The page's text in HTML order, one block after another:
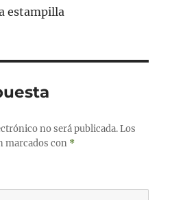
estampilla
no será publicada. Los
marcados con *